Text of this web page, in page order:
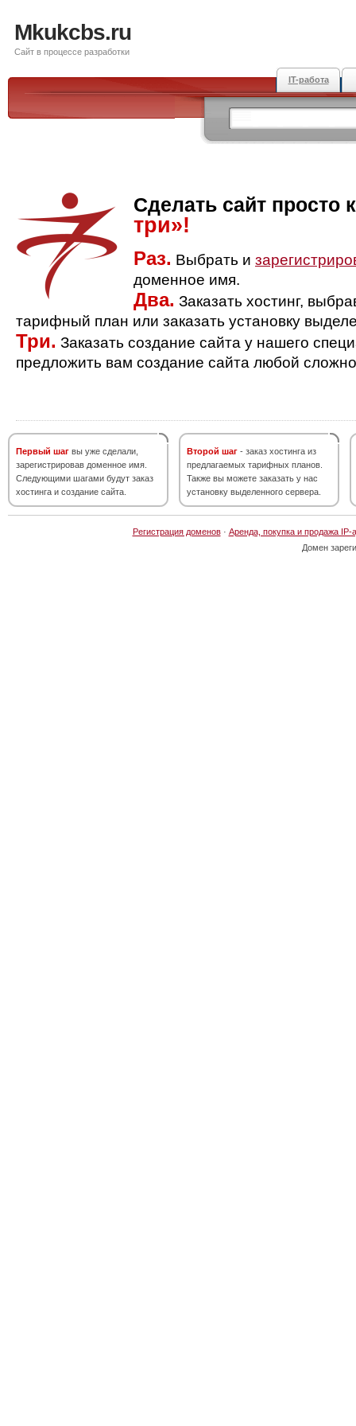
Mkukcbs.ru
Сайт в процессе разработки
IT-работа
Сделать сайт просто
три»!
Раз. Выбрать и
доменное имя.
Два. Заказать хостинг,
тарифный план или заказать установку
Три. Заказать создание сайта у нашего
предложить вам создание сайта любой
Первый шаг вы уже сделали,
зарегистрировав доменное имя.
Следующими шагами будут заказ
хостинга и создание сайта.
Второй шаг - заказ хостинга из
предлагаемых тарифных планов.
Также вы можете заказать у нас
установку выделенного сервера.
Регистрация доменов· Аренда, покупка и продажа IP-
Домен